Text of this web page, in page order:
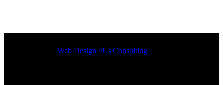
Designed byWeb Design 4Us Consulting